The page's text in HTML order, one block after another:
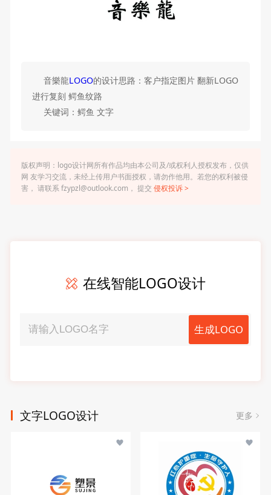
音樂龍LOGO的设计思路：客户指定图片 翻新LOGO
进行复刻 鳄鱼纹路
关键词：鳄鱼 文字
版权声明：logo设计网所有作品均由本公司及/或权利人授权发布，仅供
网 友学习交流，未经上传用户书面授权，请勿作他用。若您的权利被侵
害， 请联系 fzypzl@outlook.com， 提交 侵权投诉 >
在线智能LOGO设计
生成LOGO
文字LOGO设计 更多